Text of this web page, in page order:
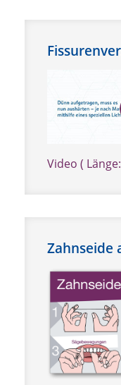
Video (
Zahnseide